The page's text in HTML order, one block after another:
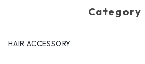
Category
HAIR ACCESSORY